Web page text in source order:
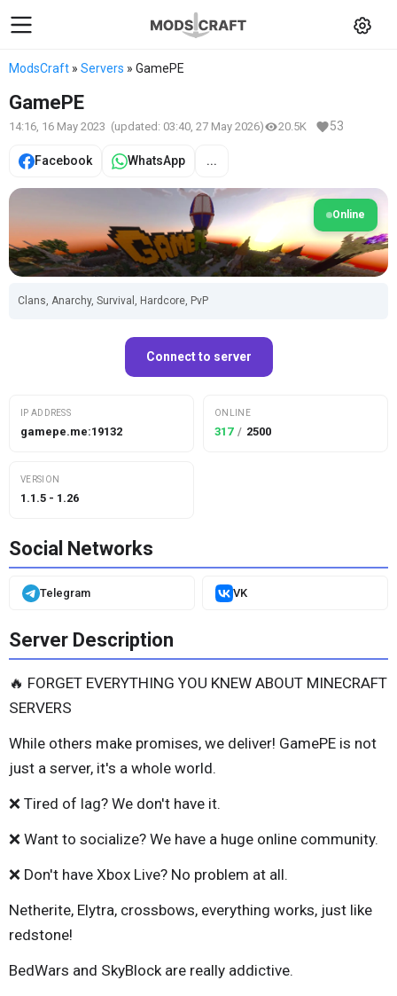
ModsCraft » Servers » GamePE
GamePE
14:16, 16 May 2023 (updated: 03:40, 27 May 2026) 20.5K 53
Facebook WhatsApp ...
Online
Clans, Anarchy, Survival, Hardcore, PvP
Connect to server
IP ADDRESS
gamepe.me:19132
ONLINE
317 / 2500
VERSION
1.1.5 - 1.26
Social Networks
Telegram VK
Server Description
🔥 FORGET EVERYTHING YOU KNEW ABOUT MINECRAFT
SERVERS
While others make promises, we deliver! GamePE is not
just a server, it's a whole world.
❌ Tired of lag? We don't have it.
❌ Want to socialize? We have a huge online community.
❌ Don't have Xbox Live? No problem at all.
Netherite, Elytra, crossbows, everything works, just like
redstone!
BedWars and SkyBlock are really addictive.